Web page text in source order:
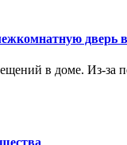
дверь
в доме. Из-за